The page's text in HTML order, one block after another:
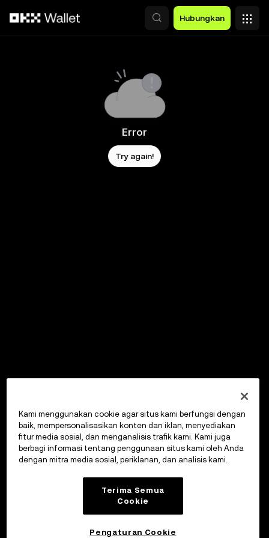
Hubungkan
Error
Try again!
Kami menggunakan cookie agar situs kami berfungsi dengan
baik, mempersonalisasikan konten dan iklan, menyediakan
fitur media sosial, dan menganalisis trafik kami. Kami juga
berbagi informasi tentang penggunaan situs kami oleh Anda
dengan mitra media sosial, periklanan, dan analisis kami.
Terima Semua
Cookie
Pengaturan Cookie